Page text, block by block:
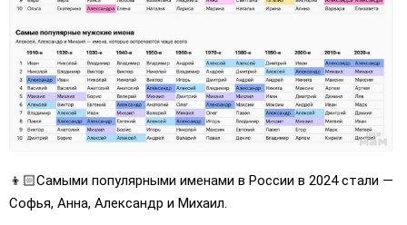
👦🏻Самыми популярными именами в России в 2024 стали —
Софья, Анна, Александр и Михаил.